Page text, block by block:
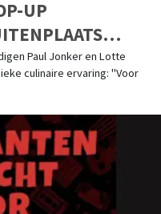
UP
Paul Jonker en Lotte
culinaire ervaring: "Voor